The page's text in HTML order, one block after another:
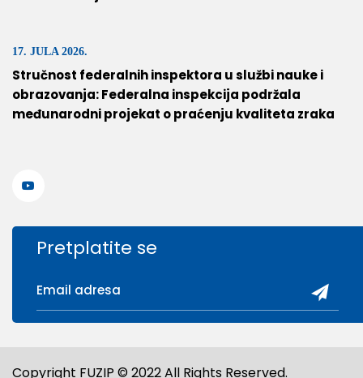
17. JULA 2026.
Stručnost federalnih inspektora u službi nauke i
obrazovanja: Federalna inspekcija podržala
međunarodni projekat o praćenju kvaliteta zraka
Pretplatite se
Copyright FUZIP © 2022 All Rights Reserved.